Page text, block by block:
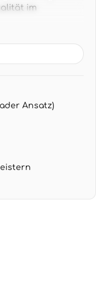
im
- perfekt zu
einkleistern,
Ansatz)